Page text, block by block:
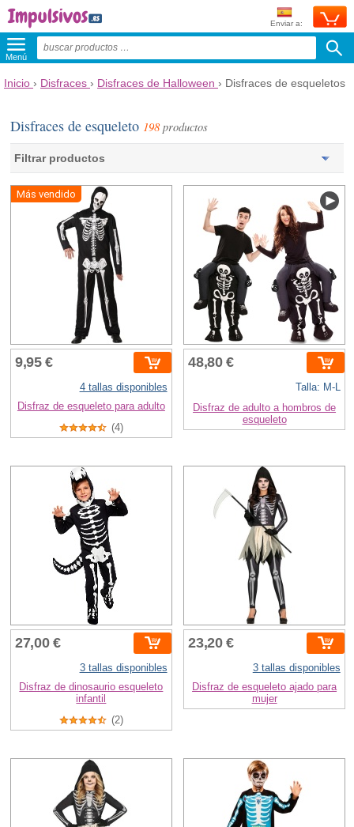
Enviar a:
Menú
Inicio › Disfraces › Disfraces de Halloween › Disfraces de esqueletos
Disfraces de esqueleto 198 productos
Filtrar productos
Más vendido
9,95 €
4 tallas disponibles
Disfraz de esqueleto para adulto
(4)
48,80 €
Talla: M-L
Disfraz de adulto a hombros de
esqueleto
27,00 €
3 tallas disponibles
Disfraz de dinosaurio esqueleto
infantil
(2)
23,20 €
3 tallas disponibles
Disfraz de esqueleto ajado para
mujer